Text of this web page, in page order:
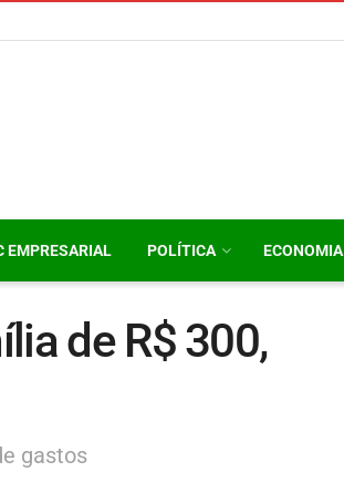
EMPRESARIAL POLÍTICA ECONOMIA
de R$ 300,
gastos